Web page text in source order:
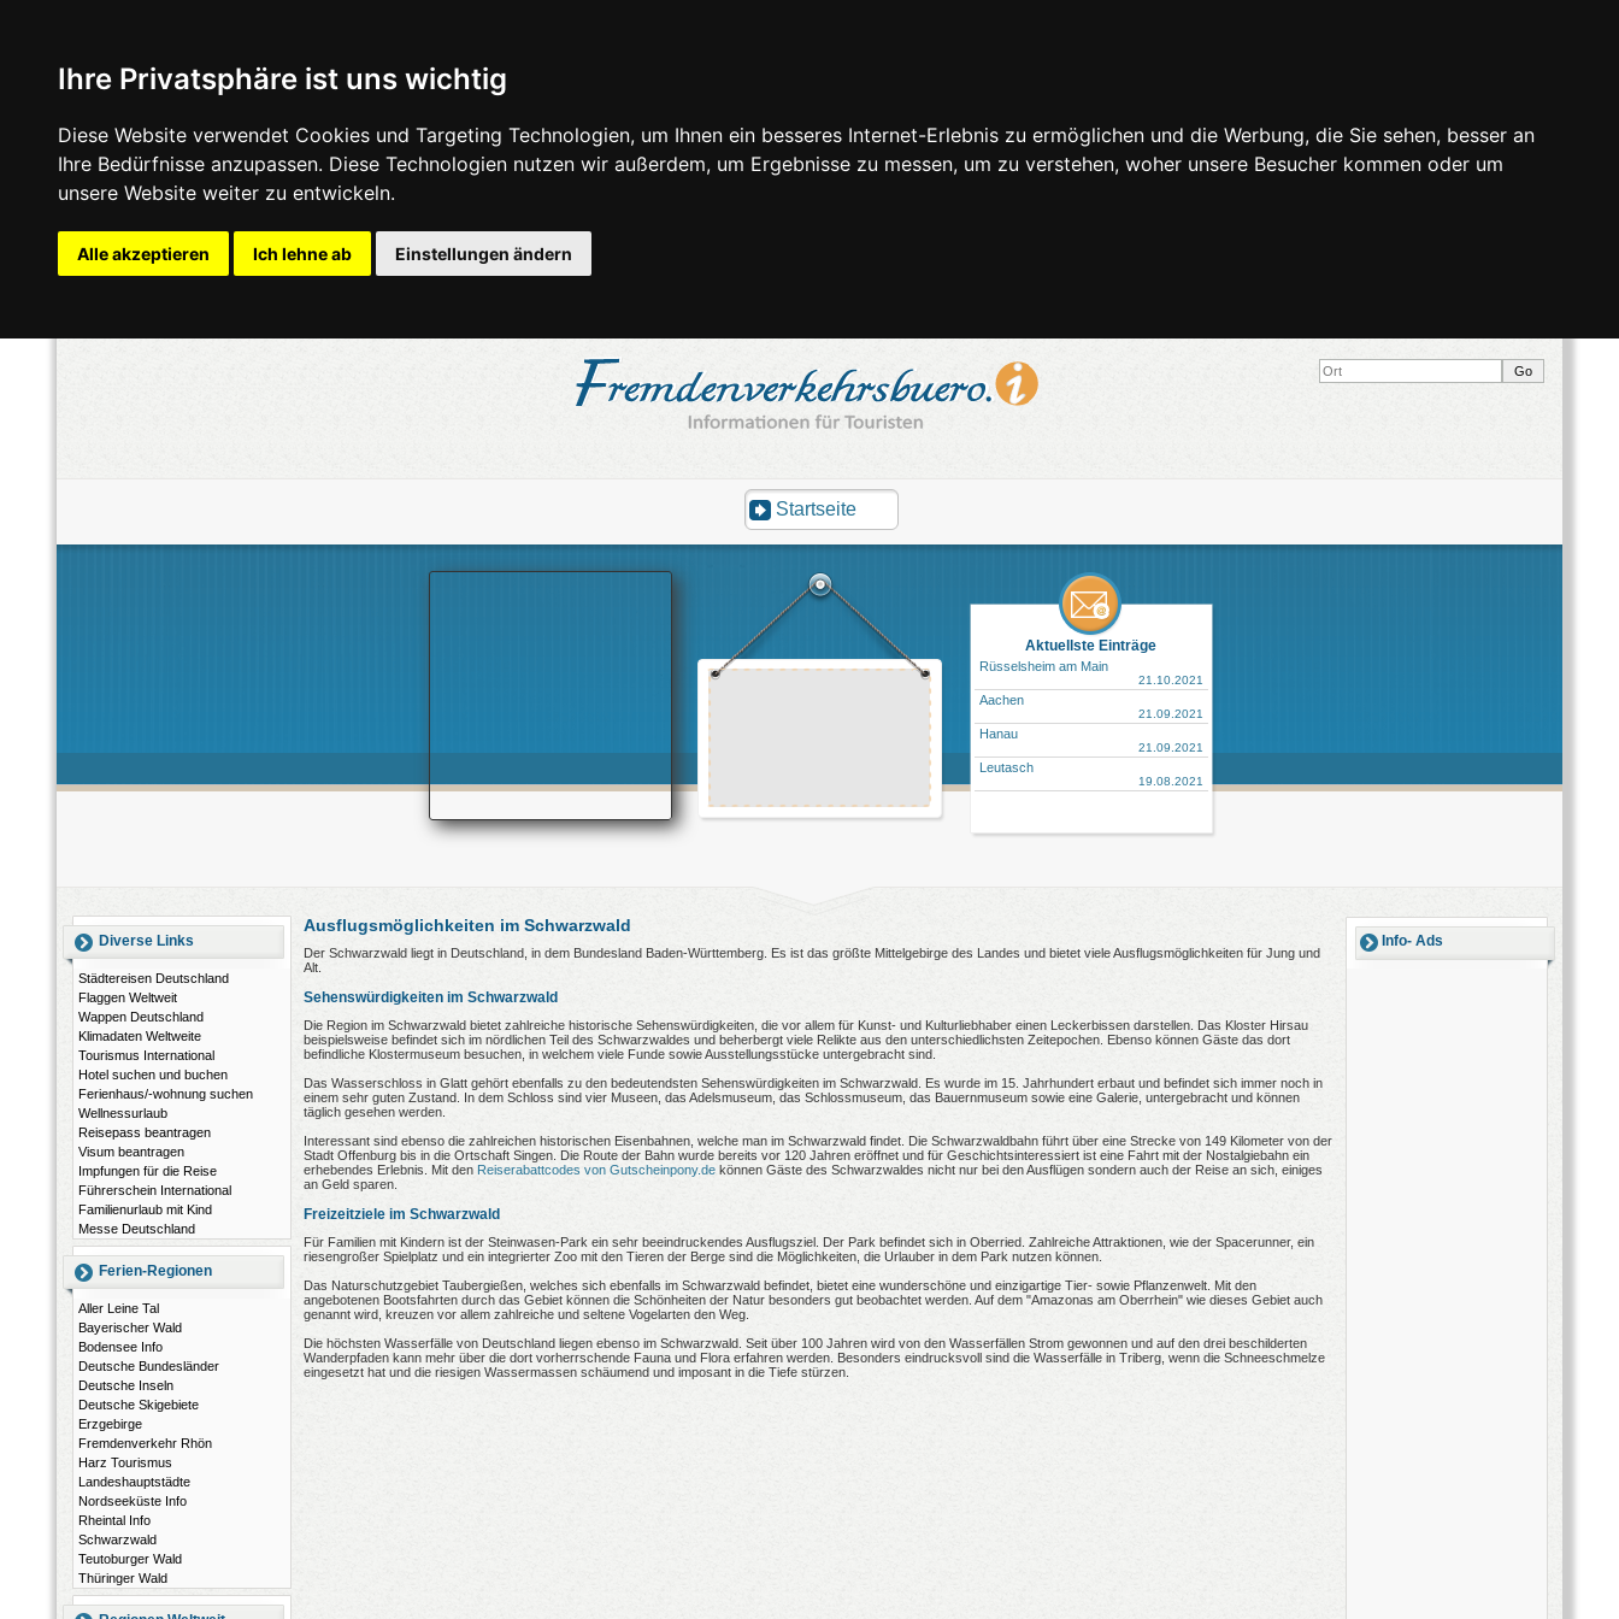
Ihre Privatsphäre ist uns wichtig
Diese Website verwendet Cookies und Targeting Technologien, um Ihnen ein besseres Internet-Erlebnis zu ermöglichen und die Werbung, die Sie sehen, besser an
Ihre Bedürfnisse anzupassen. Diese Technologien nutzen wir außerdem, um Ergebnisse zu messen, um zu verstehen, woher unsere Besucher kommen oder um
unsere Website weiter zu entwickeln.
Alle akzeptieren Ich lehne ab Einstellungen ändern
Startseite
Aktuellste Einträge
Rüsselsheim am Main
21.10.2021
Aachen
21.09.2021
Hanau
21.09.2021
Leutasch
19.08.2021
Diverse Links
Städtereisen Deutschland
Flaggen Weltweit
Wappen Deutschland
Klimadaten Weltweite
Tourismus International
Hotel suchen und buchen
Ferienhaus/-wohnung suchen
Wellnessurlaub
Reisepass beantragen
Visum beantragen
Impfungen für die Reise
Führerschein International
Familienurlaub mit Kind
Messe Deutschland
Ferien-Regionen
Aller Leine Tal
Bayerischer Wald
Bodensee Info
Deutsche Bundesländer
Deutsche Inseln
Deutsche Skigebiete
Erzgebirge
Fremdenverkehr Rhön
Harz Tourismus
Landeshauptstädte
Nordseeküste Info
Rheintal Info
Schwarzwald
Teutoburger Wald
Thüringer Wald
Info- Ads
Ausflugsmöglichkeiten im Schwarzwald
Der Schwarzwald liegt in Deutschland, in dem Bundesland Baden-Württemberg. Es ist das größte Mittelgebirge des Landes und bietet viele Ausflugsmöglichkeiten für Jung und
Alt.
Sehenswürdigkeiten im Schwarzwald
Die Region im Schwarzwald bietet zahlreiche historische Sehenswürdigkeiten, die vor allem für Kunst- und Kulturliebhaber einen Leckerbissen darstellen. Das Kloster Hirsau
beispielsweise befindet sich im nördlichen Teil des Schwarzwaldes und beherbergt viele Relikte aus den unterschiedlichsten Zeitepochen. Ebenso können Gäste das dort
befindliche Klostermuseum besuchen, in welchem viele Funde sowie Ausstellungsstücke untergebracht sind.
Das Wasserschloss in Glatt gehört ebenfalls zu den bedeutendsten Sehenswürdigkeiten im Schwarzwald. Es wurde im 15. Jahrhundert erbaut und befindet sich immer noch in
einem sehr guten Zustand. In dem Schloss sind vier Museen, das Adelsmuseum, das Schlossmuseum, das Bauernmuseum sowie eine Galerie, untergebracht und können
täglich gesehen werden.
Interessant sind ebenso die zahlreichen historischen Eisenbahnen, welche man im Schwarzwald findet. Die Schwarzwaldbahn führt über eine Strecke von 149 Kilometer von der
Stadt Offenburg bis in die Ortschaft Singen. Die Route der Bahn wurde bereits vor 120 Jahren eröffnet und für Geschichtsinteressiert ist eine Fahrt mit der Nostalgiebahn ein
erhebendes Erlebnis. Mit den Reiserabattcodes von Gutscheinpony.de können Gäste des Schwarzwaldes nicht nur bei den Ausflügen sondern auch der Reise an sich, einiges
an Geld sparen.
Freizeitziele im Schwarzwald
Für Familien mit Kindern ist der Steinwasen-Park ein sehr beeindruckendes Ausflugsziel. Der Park befindet sich in Oberried. Zahlreiche Attraktionen, wie der Spacerunner, ein
riesengroßer Spielplatz und ein integrierter Zoo mit den Tieren der Berge sind die Möglichkeiten, die Urlauber in dem Park nutzen können.
Das Naturschutzgebiet Taubergießen, welches sich ebenfalls im Schwarzwald befindet, bietet eine wunderschöne und einzigartige Tier- sowie Pflanzenwelt. Mit den
angebotenen Bootsfahrten durch das Gebiet können die Schönheiten der Natur besonders gut beobachtet werden. Auf dem "Amazonas am Oberrhein" wie dieses Gebiet auch
genannt wird, kreuzen vor allem zahlreiche und seltene Vogelarten den Weg.
Die höchsten Wasserfälle von Deutschland liegen ebenso im Schwarzwald. Seit über 100 Jahren wird von den Wasserfällen Strom gewonnen und auf den drei beschilderten
Wanderpfaden kann mehr über die dort vorherrschende Fauna und Flora erfahren werden. Besonders eindrucksvoll sind die Wasserfälle in Triberg, wenn die Schneeschmelze
eingesetzt hat und die riesigen Wassermassen schäumend und imposant in die Tiefe stürzen.